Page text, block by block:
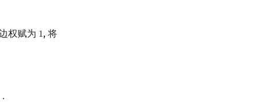
权赋为 1
1, 将